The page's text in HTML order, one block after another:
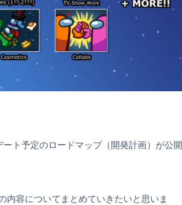
ト予定のロードマップ（開発計画）が公開
内容についてまとめていきたいと思いま